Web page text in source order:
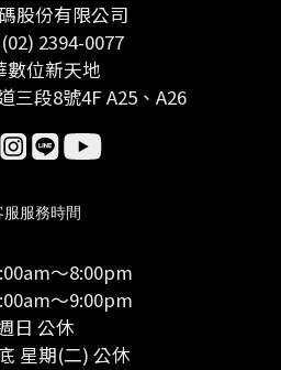
股份有限公司
2394-0077
數位新天地
三段8號4F A25、A26
服服務時間
～8:00pm
～9:00pm
日 公休
星期(二) 公休